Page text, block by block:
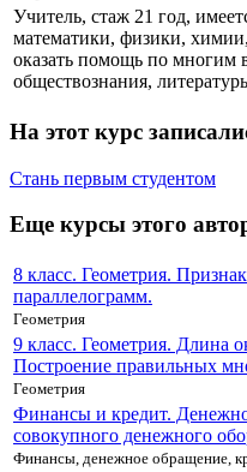
Учитель, стаж 21 год,
математики, физики,
оказать помощь по многим
обществознания,
На этот курс
Стань первым студентом
Еще курсы этого
8 класс. Геометрия.
параллелограмм.
Геометрия
9 класс. Геометрия. Длина
Построение правильных
Геометрия
Финансы и кредит.
совокупного денежного
Финансы, денежное обращение,